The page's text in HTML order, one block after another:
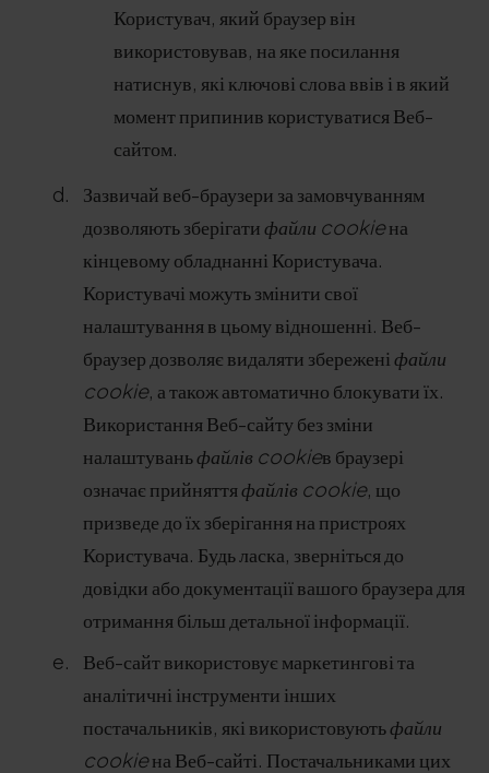
Користувач, який браузер він
використовував, на яке посилання
натиснув, які ключові слова ввів і в який
момент припинив користуватися Веб-
сайтом.
Зазвичай веб-браузери за замовчуванням
дозволяють зберігатифайли cookieна
кінцевому обладнанні Користувача.
Користувачі можуть змінити свої
налаштування в цьому відношенні. Веб-
браузер дозволяє видаляти збережені файли
cookie, а також автоматично блокувати їх.
Використання Веб-сайту без зміни
налаштуваньфайлів cookieв браузері
означає прийняттяфайлів cookie, що
призведе до їх зберігання на пристроях
Користувача. Будь ласка, зверніться до
довідки або документації вашого браузера для
отримання більш детальної інформації.
Веб-сайт використовує маркетингові та
аналітичні інструменти інших
постачальників, які використовуютьфайли
cookieна Веб-сайті. Постачальниками цих